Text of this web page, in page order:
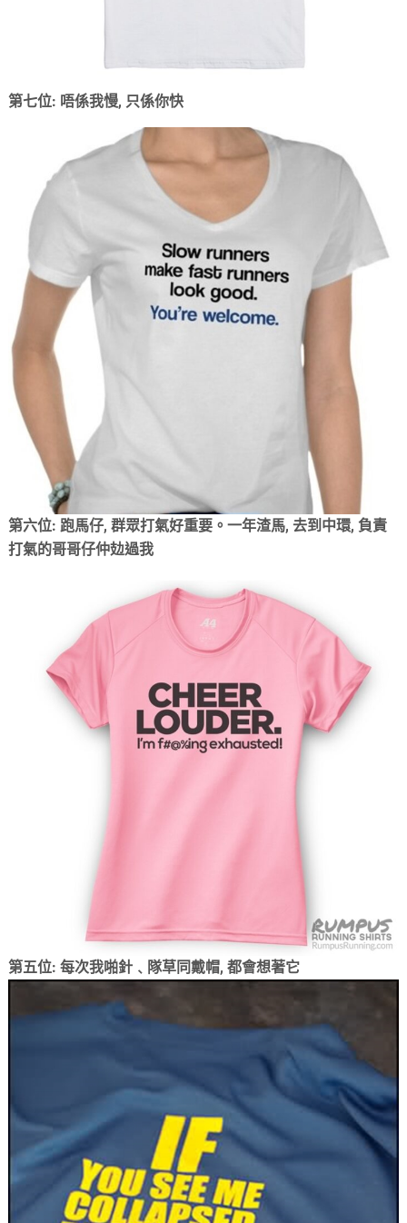
第七位: 唔係我慢, 只係你快
第六位: 跑馬仔, 群眾打氣好重要。一年渣馬, 去到中環, 負責
打氣的哥哥仔仲攰過我
第五位: 每次我啪針﹑隊草同戴帽, 都會想著它